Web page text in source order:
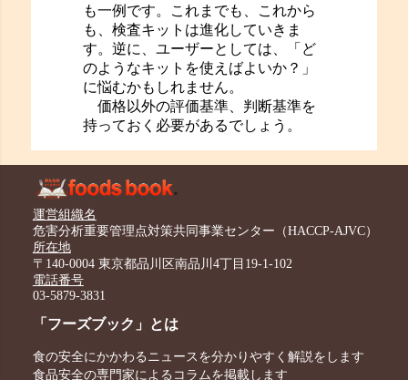
も一例です。これまでも、これから
も、検査キットは進化していきま
す。逆に、ユーザーとしては、「ど
のようなキットを使えばよいか？」
に悩むかもしれません。
価格以外の評価基準、判断基準を
持っておく必要があるでしょう。
運営組織名
危害分析重要管理点対策共同事業センター（HACCP-AJVC）
所在地
〒140-0004 東京都品川区南品川4丁目19-1-102
電話番号
03-5879-3831
「フーズブック」とは
食の安全にかかわるニュースを分かりやすく解説をします
食品安全の専門家によるコラムを掲載します